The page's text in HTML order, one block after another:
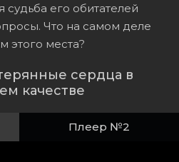
судьба его обитателей
Что на самом деле
этого места?
сердца в
качестве
Плеер №2